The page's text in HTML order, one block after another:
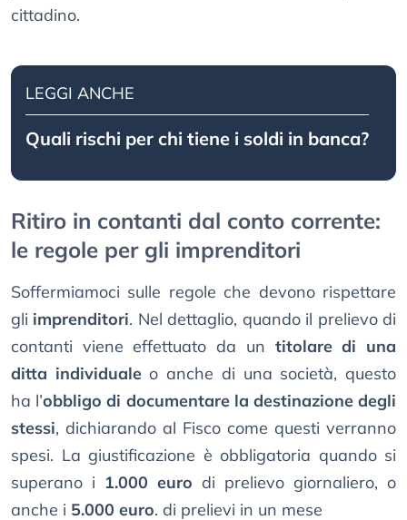
cittadino.
LEGGI ANCHE
Quali rischi per chi tiene i soldi in banca?
Ritiro in contanti dal conto corrente:
le regole per gli imprenditori
Soffermiamoci sulle regole che devono rispettare
gli imprenditori. Nel dettaglio, quando il prelievo di
contanti viene effettuato da un titolare di una
ditta individualeo anche di una società, questo
ha l’obbligo di documentare la destinazione degli
stessi, dichiarando al Fisco come questi verranno
spesi. La giustificazione è obbligatoria quando si
superano i 1.000 euro di prelievo giornaliero, o
anche i 5.000 euro. di prelievi in un mese